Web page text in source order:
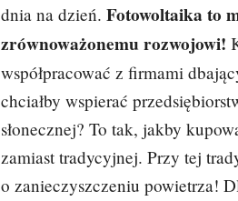
dnia na dzień. Fotowoltaika to
zrównoważonemu rozwojowi!
współpracować z firmami
chciałby wspierać
słonecznej? To tak, jakby
zamiast tradycyjnej. Przy tej
o zanieczyszczeniu powietrza!